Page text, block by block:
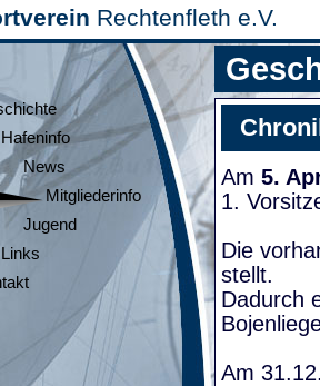
Rechtenfleth e.V.
Hafeninfo
News
Mitgliederinfo
Jugend
Links
Am 5.
1.
Die
stellt.
Dadurch
Am